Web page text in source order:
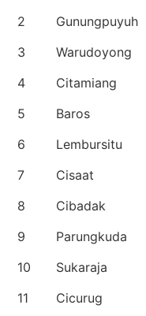
2
Gunungpuyuh
3
Warudoyong
4
Citamiang
5
Baros
6
Lembursitu
7
Cisaat
8
Cibadak
9
Parungkuda
10
Sukaraja
11
Cicurug